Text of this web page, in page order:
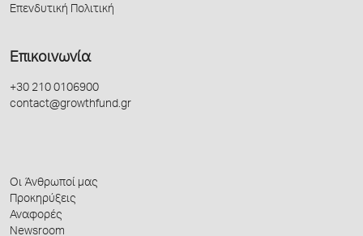
Επενδυτική Πολιτική
Επικοινωνία
+30 210 0106900
contact@growthfund.gr
Οι Άνθρωποί μας
Προκηρύξεις
Αναφορές
Newsroom